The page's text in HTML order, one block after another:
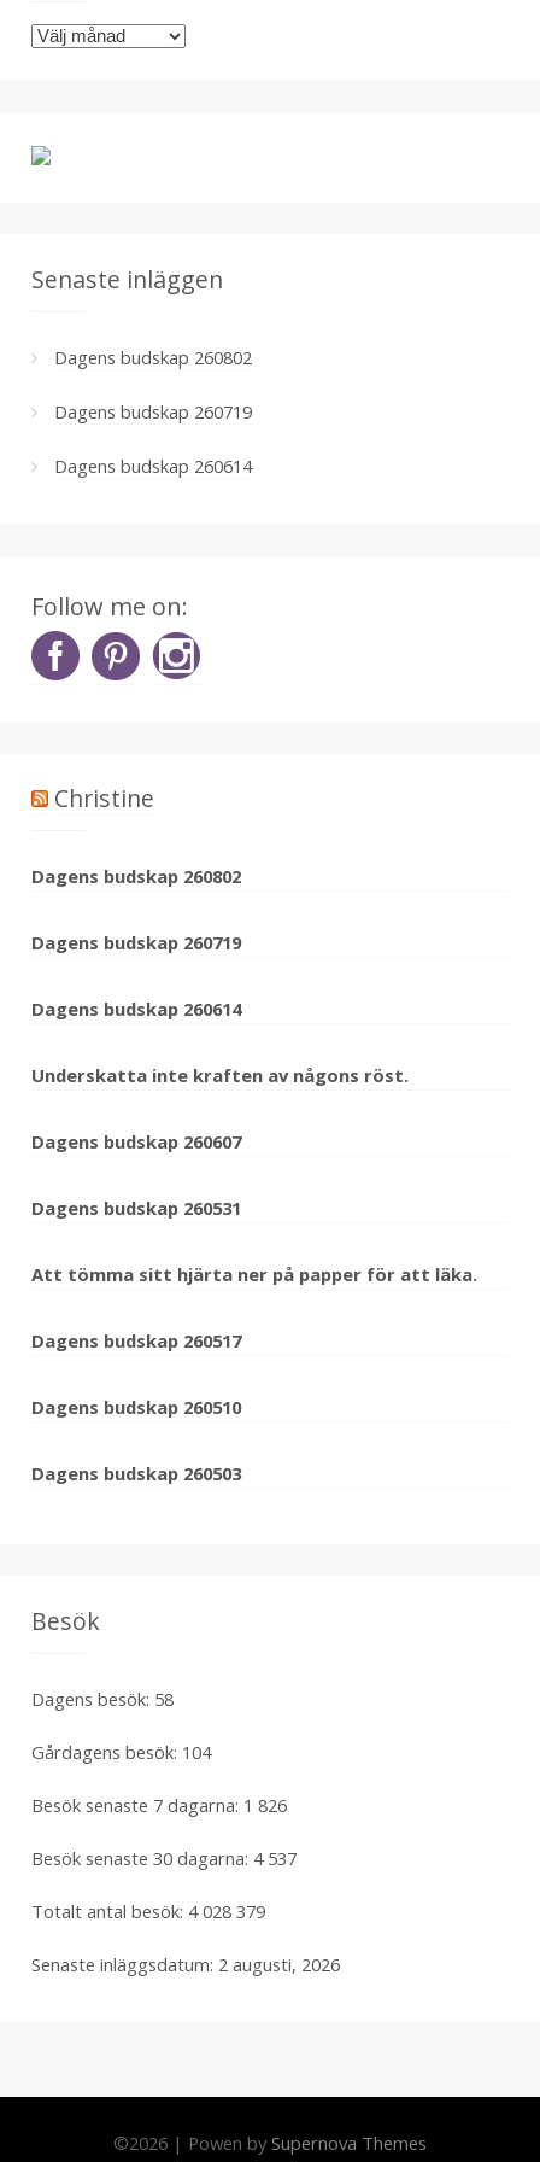
r
i
A
v
Senaste inläggen
Dagens budskap 260802
Dagens budskap 260719
Dagens budskap 260614
Follow me on:
Christine
Dagens budskap 260802
Dagens budskap 260719
Dagens budskap 260614
Underskatta inte kraften av någons röst.
Dagens budskap 260607
Dagens budskap 260531
Att tömma sitt hjärta ner på papper för att läka.
Dagens budskap 260517
Dagens budskap 260510
Dagens budskap 260503
Besök
Dagens besök: 58
Gårdagens besök: 104
Besök senaste 7 dagarna: 1 826
Besök senaste 30 dagarna: 4 537
Totalt antal besök: 4 028 379
Senaste inläggsdatum: 2 augusti, 2026
©2026 | Powen by Supernova Themes